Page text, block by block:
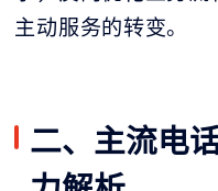
主动服务的转变。
二、主流电